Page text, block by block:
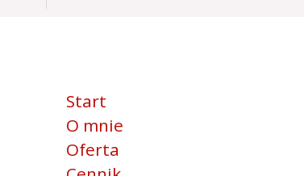
Start
O mnie
Oferta